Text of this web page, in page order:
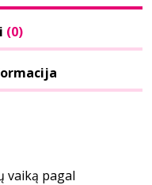
(0)
vaiką pagal